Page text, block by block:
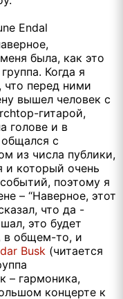
была, как это
Когда я
что перед ними
вышел человек с
гитарой,
голове и в
с
из числа публики,
и который очень
поэтому я
– “Наверное, этот
что да -
это будет
в общем-то, и
Busk (читается
– гармоника,
концерте к